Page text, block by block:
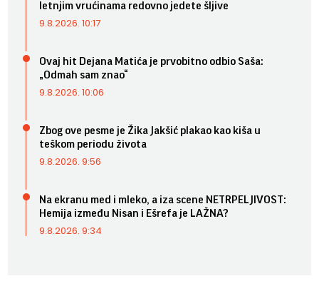
letnjim vrućinama redovno jedete šljive
9.8.2026. 10:17
Ovaj hit Dejana Matića je prvobitno odbio Saša:
„Odmah sam znao“
9.8.2026. 10:06
Zbog ove pesme je Žika Jakšić plakao kao kiša u
teškom periodu života
9.8.2026. 9:56
Na ekranu med i mleko, a iza scene NETRPELJIVOST:
Hemija između Nisan i Ešrefa je LAŽNA?
9.8.2026. 9:34